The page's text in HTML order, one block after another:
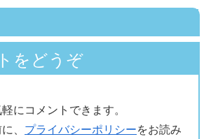
をどうぞ
にコメントできます。
、 プライバシーポリシーをお読み